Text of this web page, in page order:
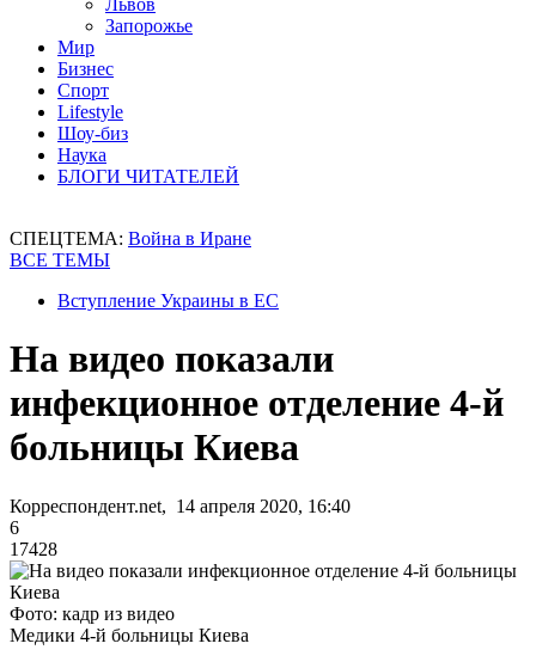
Львов
Запорожье
Мир
Бизнес
Спорт
Lifestyle
Шоу-биз
Наука
БЛОГИ ЧИТАТЕЛЕЙ
СПЕЦТЕМА: Война в Иране
ВСЕ ТЕМЫ
Вступление Украины в ЕС
На видео показали
инфекционное отделение 4-й
больницы Киева
Корреспондент.net, 14 апреля 2020, 16:40
6
17428
Фото: кадр из видео
Медики 4-й больницы Киева